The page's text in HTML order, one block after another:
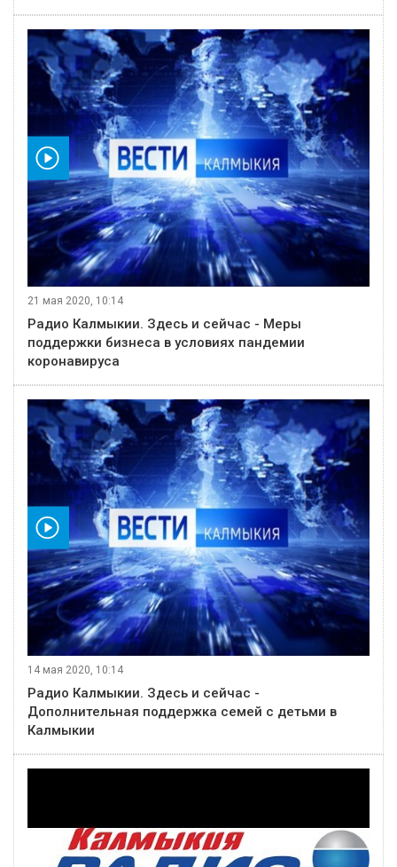
21 мая 2020, 10:14
Радио Калмыкии. Здесь и сейчас - Меры
поддержки бизнеса в условиях пандемии
коронавируса
14 мая 2020, 10:14
Радио Калмыкии. Здесь и сейчас -
Дополнительная поддержка семей с детьми в
Калмыкии